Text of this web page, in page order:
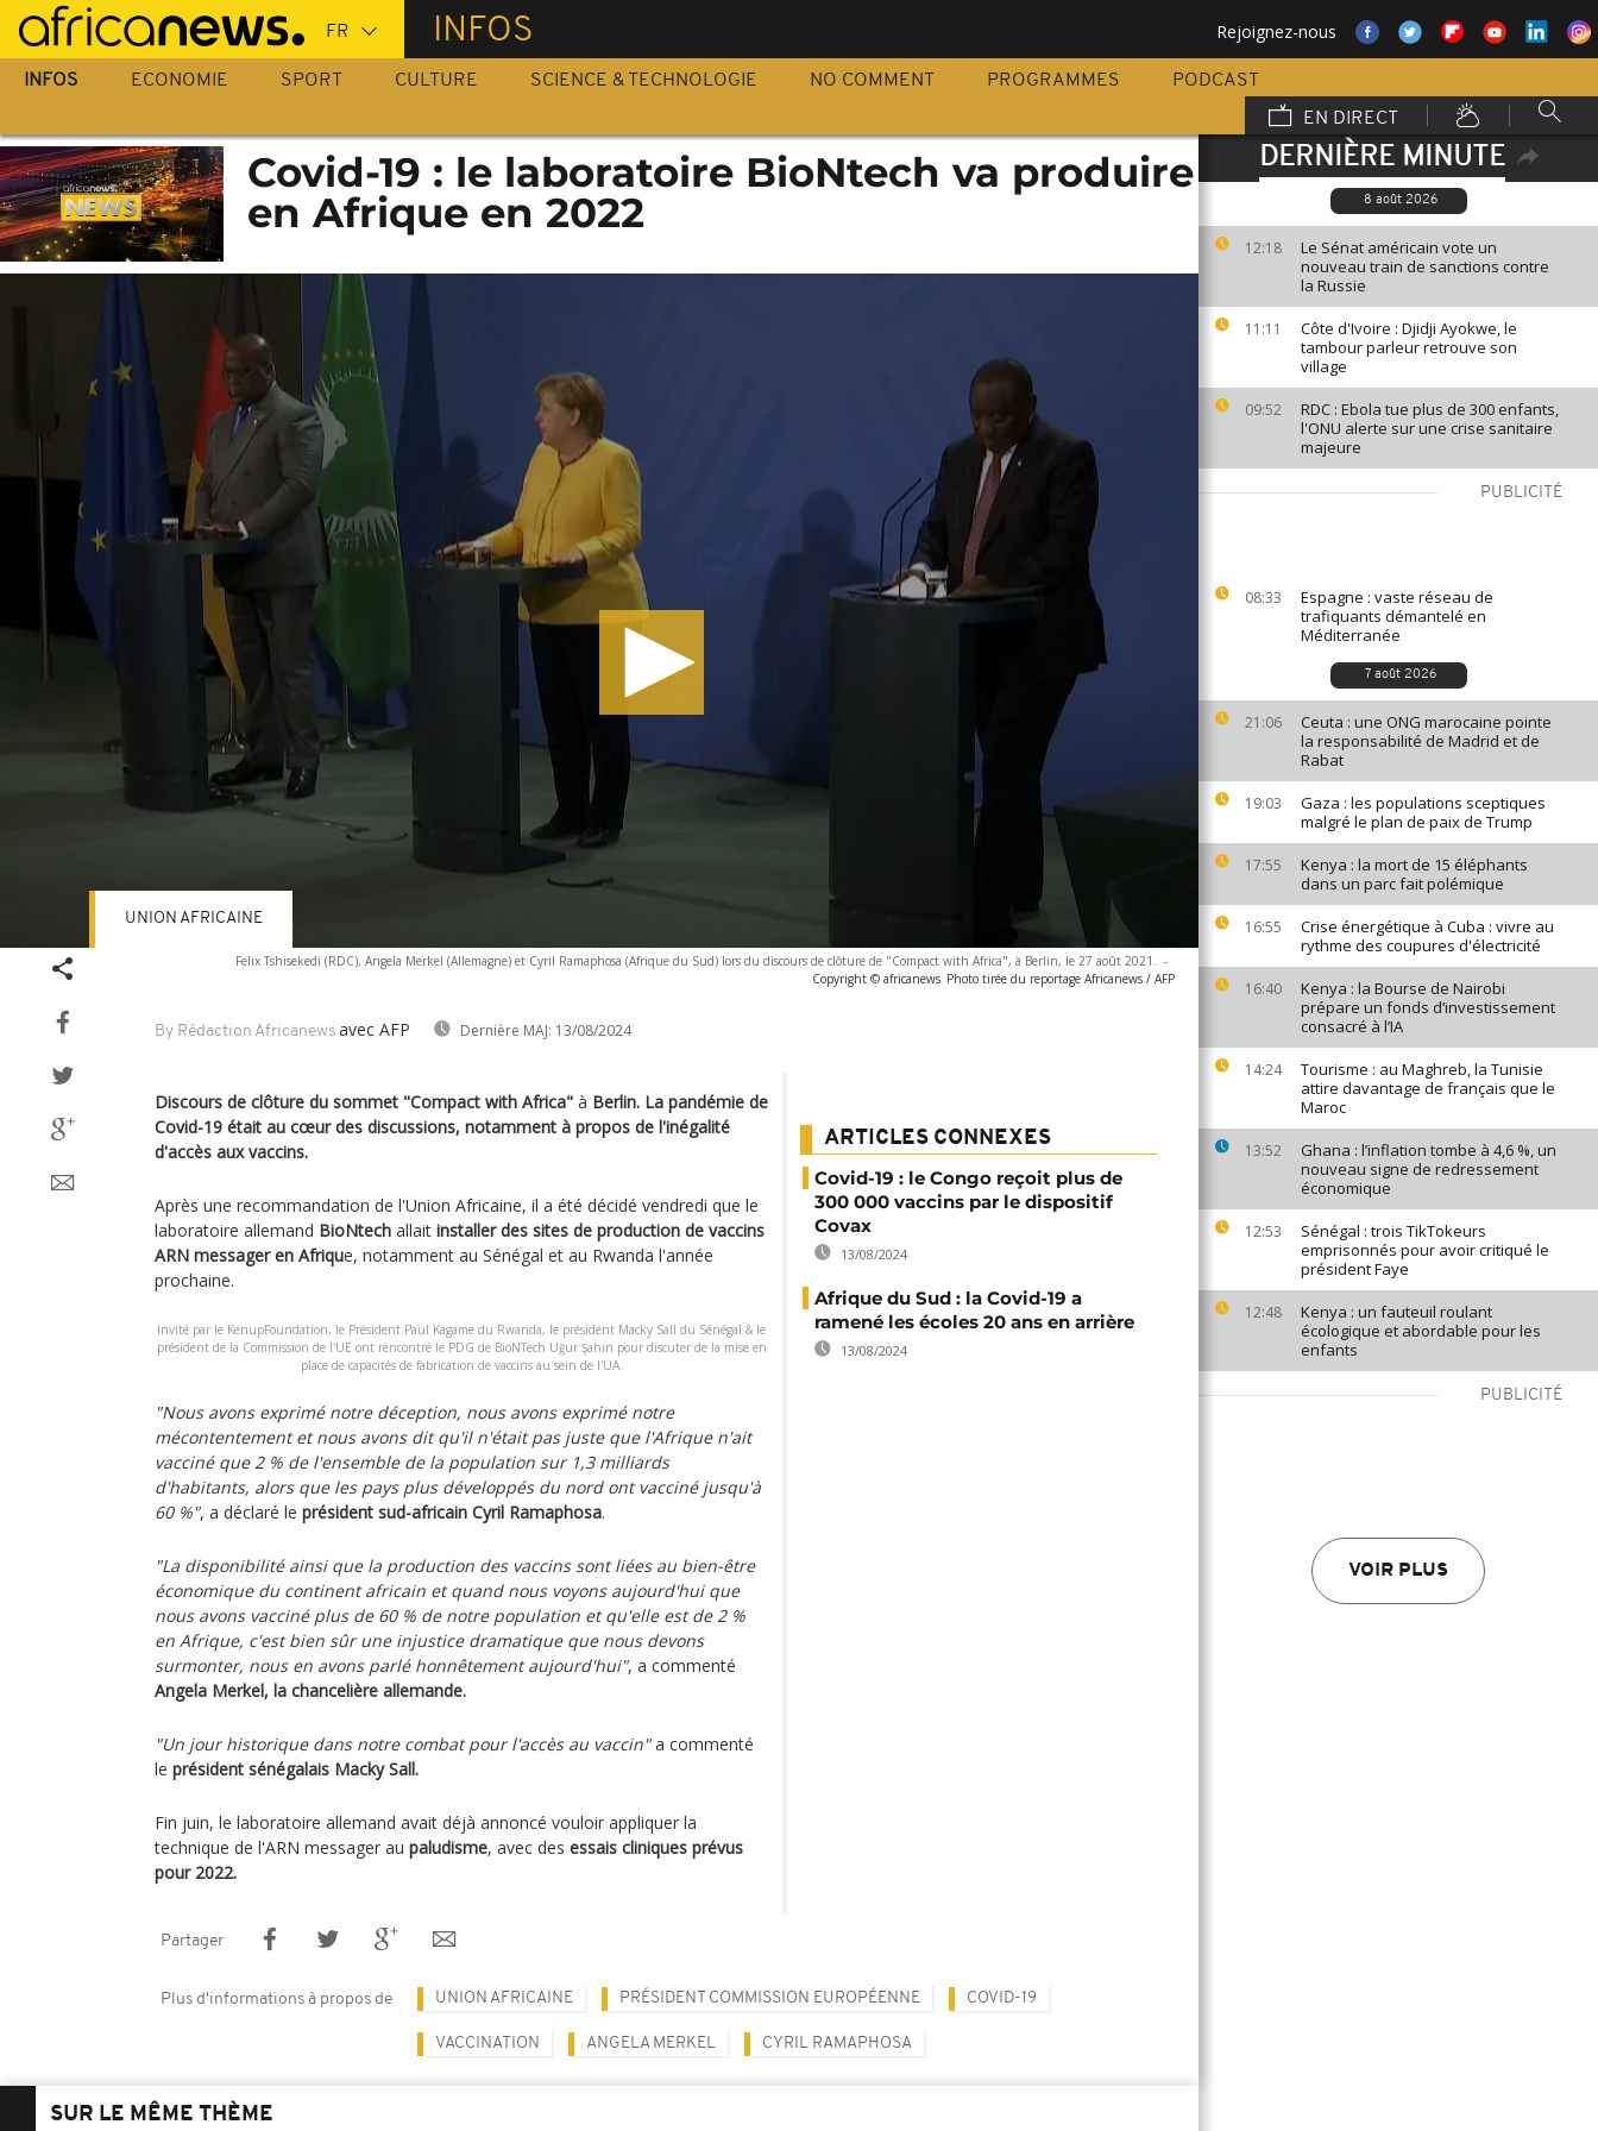
Passer
au
contenu
INFOS Rejoignez-nous
INFOS ECONOMIE SPORT CULTURE SCIENCE & TECHNOLOGIE NO COMMENT PROGRAMMES
PODCAST
EN DIRECT
DERNIÈRE MINUTE
8 août 2026
12:18
Le Sénat américain vote un
nouveau train de sanctions contre
la Russie
11:11
Côte d'Ivoire : Djidji Ayokwe, le
tambour parleur retrouve son
village
09:52
RDC : Ebola tue plus de 300 enfants,
l'ONU alerte sur une crise sanitaire
majeure
PUBLICITÉ
08:33
Espagne : vaste réseau de
trafiquants démantelé en
Méditerranée
7 août 2026
21:06
Ceuta : une ONG marocaine pointe
la responsabilité de Madrid et de
Rabat
19:03
Gaza : les populations sceptiques
malgré le plan de paix de Trump
17:55
Kenya : la mort de 15 éléphants
dans un parc fait polémique
16:55
Crise énergétique à Cuba : vivre au
rythme des coupures d'électricité
16:40
Kenya : la Bourse de Nairobi
prépare un fonds d’investissement
consacré à l’IA
14:24
Tourisme : au Maghreb, la Tunisie
attire davantage de français que le
Maroc
13:52
Ghana : l’inflation tombe à 4,6 %, un
nouveau signe de redressement
économique
12:53
Sénégal : trois TikTokeurs
emprisonnés pour avoir critiqué le
président Faye
12:48
Kenya : un fauteuil roulant
écologique et abordable pour les
enfants
PUBLICITÉ
VOIR PLUS
Covid-19 : le laboratoire BioNtech va produire
en Afrique en 2022
Felix Tshisekedi (RDC), Angela Merkel (Allemagne) et Cyril Ramaphosa (Afrique du Sud) lors du discours de clôture de "Compact with Africa", à Berlin, le 27 août 2021. -
Copyright © africanews Photo tirée du reportage Africanews / AFP
By Rédaction Africanews avec AFP Dernière MAJ: 13/08/2024
UNION AFRICAINE
Discours de clôture du sommet "Compact with Africa" à Berlin. La pandémie de
Covid-19 était au cœur des discussions, notamment à propos de l'inégalité
d'accès aux vaccins.
Après une recommandation de l'Union Africaine, il a été décidé vendredi que le
laboratoire allemand BioNtech allait installer des sites de production de vaccins
ARN messager en Afrique, notamment au Sénégal et au Rwanda l'année
prochaine.
Invité par le KenupFoundation, le Président Paul Kagame du Rwanda, le président Macky Sall du Sénégal & le
président de la Commission de l'UE ont rencontré le PDG de BioNTech Uğur Şahin pour discuter de la mise en
place de capacités de fabrication de vaccins au sein de l'UA.
"Nous avons exprimé notre déception, nous avons exprimé notre
mécontentement et nous avons dit qu'il n'était pas juste que l'Afrique n'ait
vacciné que 2 % de l'ensemble de la population sur 1,3 milliards
d'habitants, alors que les pays plus développés du nord ont vacciné jusqu'à
60 %", a déclaré le président sud-africain Cyril Ramaphosa.
"La disponibilité ainsi que la production des vaccins sont liées au bien-être
économique du continent africain et quand nous voyons aujourd'hui que
nous avons vacciné plus de 60 % de notre population et qu'elle est de 2 %
en Afrique, c'est bien sûr une injustice dramatique que nous devons
surmonter, nous en avons parlé honnêtement aujourd'hui", a commenté
Angela Merkel, la chancelière allemande.
"Un jour historique dans notre combat pour l'accès au vaccin"a commenté
le président sénégalais Macky Sall.
Fin juin, le laboratoire allemand avait déjà annoncé vouloir appliquer la
technique de l'ARN messager au paludisme, avec des essais cliniques prévus
pour 2022.
ARTICLES CONNEXES
Covid-19 : le Congo reçoit plus de
300 000 vaccins par le dispositif
Covax
13/08/2024
Afrique du Sud : la Covid-19 a
ramené les écoles 20 ans en arrière
13/08/2024
Partager
Plus d'informations à propos de UNION AFRICAINE PRÉSIDENT COMMISSION EUROPÉENNE COVID-19
VACCINATION ANGELA MERKEL CYRIL RAMAPHOSA
SUR LE MÊME THÈME